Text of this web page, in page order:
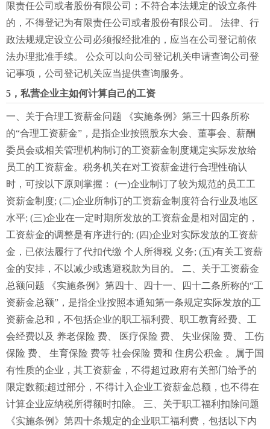
限责任公司或者股份有限公司；不符合本法规定的设立条件
的，不得登记为有限责任公司或者股份有限公司。 法律、行
政法规规定设立公司必须报经批准的，应当在公司登记前依
法办理批准手续。 公众可以向公司登记机关申请查询公司登
记事项，公司登记机关应当提供查询服务。
5，私营企业主如何计算自己的工资
一、关于合理工资薪金问题 《实施条例》第三十四条所称
的“合理工资薪金”，是指企业按照股东大会、董事会、薪酬
委员会或相关管理机构制订的工资薪金制度规定实际发放给
员工的工资薪金。税务机关在对工资薪金进行合理性确认
时，可按以下原则掌握： (一)企业制订了较为规范的员工工
资薪金制度; (二)企业所制订的工资薪金制度符合行业及地区
水平; (三)企业在一定时期所发放的工资薪金是相对固定的，
工资薪金的调整是有序进行的; (四)企业对实际发放的工资薪
金，已依法履行了代扣代缴 个人所得税 义务; (五)有关工资薪
金的安排，不以减少或逃避税款为目的。 二、关于工资薪金
总额问题 《实施条例》第四十、四十一、四十二条所称的“工
资薪金总额”，是指企业按照本通知第一条规定实际发放的工
资薪金总和，不包括企业的职工福利费、职工教育经费、工
会经费以及 养老保险 费、 医疗保险 费、 失业保险 费、 工伤
保险 费、 生育保险 费等 社会保险 费和 住房公积金 。属于国
有性质的企业，其工资薪金，不得超过政府有关部门给予的
限定数额;超过部分，不得计入企业工资薪金总额，也不得在
计算企业应纳税所得额时扣除。 三、关于职工福利扣除问题
《实施条例》第四十条规定的企业职工福利费，包括以下内